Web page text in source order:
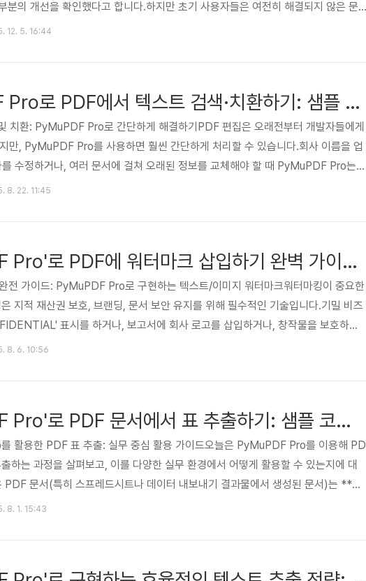
분의 개선을 확인했다고 합니다.하지만 초기 사용자들은 여전히 해결되지 않은 문
잡한 레이아웃에서는 성능이 떨어지고, 취소선 같은 텍스트 스타일을 제대로 못 잡
12. 5. 16:44
PyMuPDF Pro로 PDF에서 텍스트 검색·치환하기: 샘플 코드 포함
치환: PyMuPDF Pro로 간단하게 해결하기PDF 편집은 오래전부터 개발자들에게
만, PyMuPDF Pro를 사용하면 훨씬 간단하게 처리할 수 있습니다.회사 이름을 업
수정하거나, 여러 문서에 걸쳐 오래된 정보를 교체해야 할 때 PyMuPDF Pro는
기능을 제공합니다.PyMuPDF Pro란?PyMuPDF Pro는 MuPDF의 파이썬 바인
8. 22. 11:45
'PyMuPDF Pro'로 PDF에 워터마크 삽입하기 완벽 가이드: 샘플 코드 포함
전 가이드: PyMuPDF Pro로 구현하는 텍스트/이미지 워터마크워터마킹이 중요한
지적 재산권 보호, 브랜딩, 문서 보안 유지를 위해 필수적인 기술입니다.기밀 비즈
표시를 하거나, 보고서에 회사 로고를 삽입하거나, 창작물을 보호하기
하는 경우 등 워터마크는 문서 보안에 빼놓을 수 없는 전문적이고 효과적인 수단입
8. 6. 10:56
'PyMuPDF Pro'로 PDF 문서에서 표 추출하기: 샘플 코드 포함
활용한 PDF 표 추출: 실무 중심 활용 가이드오늘은 PyMuPDF Pro를 이용해 PD
하는 과정을 살펴보고, 이를 다양한 실무 환경에서 어떻게 활용할 수 있는지에 대
PDF 문서(특히 스프레드시트나 데이터 내보내기 결과물에서 생성된 문서)는 **구
포함하고 있으며, 이를 가공 가능한 형식으로 변환하는 것이 중요합니다.이 글에
8. 1. 15:43